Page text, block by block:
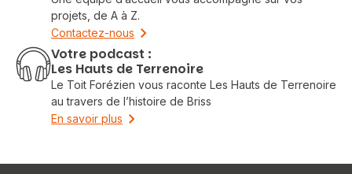
projets, de A à Z.
Contactez-nous
Votre podcast :
Les Hauts de Terrenoire
Le Toit Forézien vous raconte Les Hauts de Terrenoire
au travers de l’histoire de Briss
En savoir plus